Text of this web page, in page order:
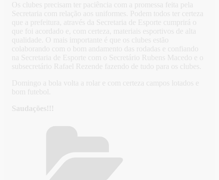
Os clubes precisam ter paciência com a promessa feita pela
Secretaria com relação aos uniformes. Podem todos ter certeza
que a prefeitura, através da Secretaria de Esporte cumprirá o
que foi acordado e, com certeza, materiais esportivos de alta
qualidade. O mais importante é que os clubes estão
colaborando com o bom andamento das rodadas e confiando
na Secretaria de Esporte com o Secretário Rubens Macedo e o
subsecretário Rafael Rezende fazendo de tudo para os clubes.
Domingo a bola volta a rolar e com certeza campos lotados e
bom futebol.
Saudações!!!